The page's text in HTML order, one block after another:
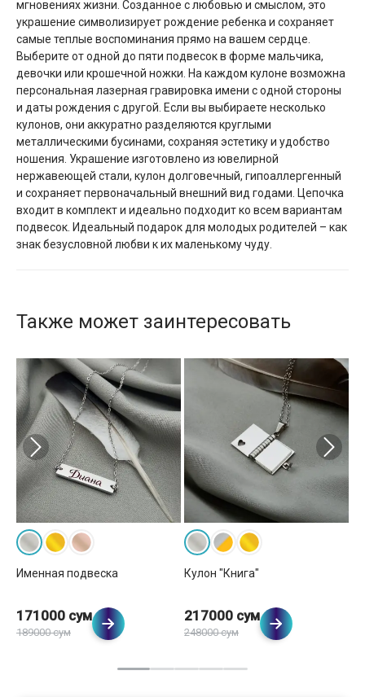
мгновениях жизни. Созданное с любовью и смыслом, это
украшение символизирует рождение ребенка и сохраняет
самые теплые воспоминания прямо на вашем сердце.
Выберите от одной до пяти подвесок в форме мальчика,
девочки или крошечной ножки. На каждом кулоне возможна
персональная лазерная гравировка имени с одной стороны
и даты рождения с другой. Если вы выбираете несколько
кулонов, они аккуратно разделяются круглыми
металлическими бусинами, сохраняя эстетику и удобство
ношения. Украшение изготовлено из ювелирной
нержавеющей стали, кулон долговечный, гипоаллергенный
и сохраняет первоначальный внешний вид годами. Цепочка
входит в комплект и идеально подходит ко всем вариантам
подвесок. Идеальный подарок для молодых родителей – как
знак безусловной любви к их маленькому чуду.
Также может заинтересовать
Именная подвеска
171000 сум
189000 сум
Кулон "Книга"
217000 сум
248000 сум